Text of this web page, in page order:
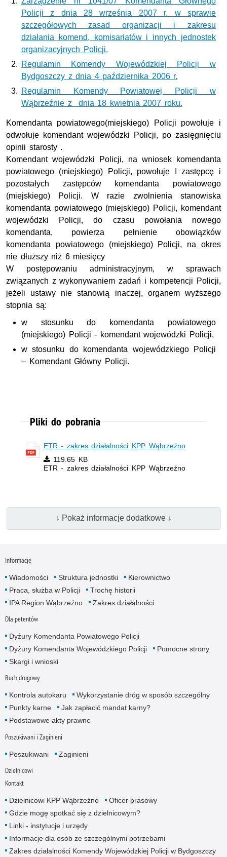
Policji z dnia 28 września 2007 r. w sprawie
szczegółowych zasad organizacji i zakresu
działania komend, komisariatów i innych jednostek
organizacyjnych Policji.
Regulamin Komendy Wojewódzkiej Policji w
Bydgoszczy z dnia 4 października 2006 r.
Regulamin Komendy Powiatowej Policji w
Wąbrzeźnie z dnia 18 kwietnia 2007 roku.
Komendanta powiatowego(miejskiego) Policji powołuje i
odwołuje komendant wojewódzki Policji, po zasięgnięciu
opinii starosty .
Komendant wojewódzki Policji, na wniosek komendanta
powiatowego (miejskiego) Policji, powołuje I zastępcę i
pozostałych zastępców komendanta powiatowego
(miejskiego) Policji. W razie zwolnienia stanowiska
komendanta powiatowego (miejskiego) Policji, komendant
wojewódzki Policji, do czasu powołania nowego
komendanta, powierza pełnienie obowiązków
komendanta powiatowego (miejskiego) Policji, na okres
nie dłuższy niż 6 miesięcy
W postępowaniu administracyjnym, w sprawach
związanych z wykonywaniem zadań i kompetencji Policji,
jeżeli ustawy nie stanowią inaczej, organem wyższego
stopnia są:
w stosunku do komendanta powiatowego
(miejskiego) Policji - komendant wojewódzki Policji,
w stosunku do komendanta wojewódzkiego Policji
– Komendant Główny Policji.
Pliki do pobrania
ETR - zakres działalności KPP Wąbrzeźno
119.65 KB
ETR - zakres działalności KPP Wąbrzeźno
↓ Pokaż informacje dodatkowe ↓
Informacje
Wiadomości Struktura jednostki
Kierownictwo
Praca, służba w Policji
Trochę historii
IPA Region Wąbrzeźno
Zakres działalności
Dla petentów
Dyżury Komendanta Powiatowego Policji
Dyżury Komendanta Wojewódzkiego Policji
Pomocne strony
Skargi i wnioski
Ruch drogowy
Kontrola autokaru
Wykorzystanie dróg w sposób szczególny
Punkty karne
Jak zapłacić mandat karny?
Podstawowe akty prawne
Poszukiwani i Zaginieni
Poszukiwani Zaginieni
Dzielnicowi
Kontakt
Dzielnicowi KPP Wąbrzeźno
Oficer prasowy
Gdzie mogę spotkać się z dzielnicowym?
Linki - instytucje i urzędy
Informacje dla osób ze szczególnymi potrzebami
Zakres działalności Komendy Wojewódzkiej Policji w Bydgoszczy